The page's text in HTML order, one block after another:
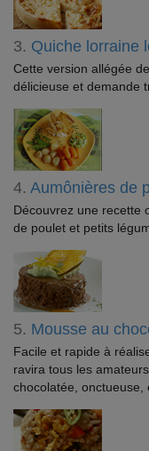
3. Quiche lorraine
Cette version allégée
délicieuse et demande
4. Aumônières de
Découvrez une recette
de poulet et petits
5. Mousse au
Facile et rapide à
ravira tous les
chocolatée, onctueuse,